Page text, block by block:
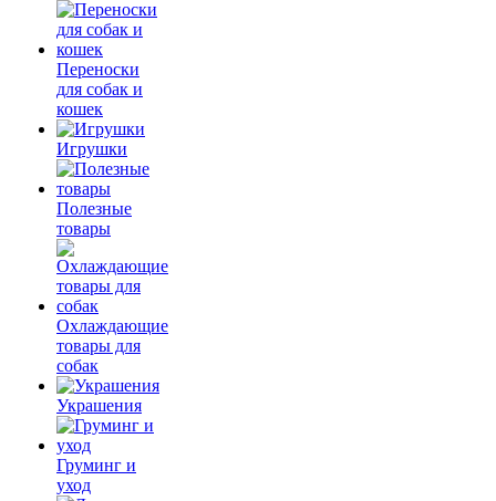
Переноски
для собак и
кошек
Игрушки
Полезные
товары
Охлаждающие
товары для
собак
Украшения
Груминг и
уход